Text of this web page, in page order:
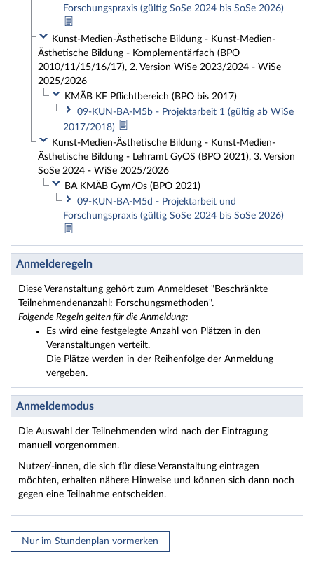
Forschungspraxis (gültig SoSe 2024 bis SoSe 2026)
Kunst-Medien-Ästhetische Bildung - Kunst-Medien-
Ästhetische Bildung - Komplementärfach (BPO
2010/11/15/16/17), 2. Version WiSe 2023/2024 - WiSe
2025/2026
KMÄB KF Pflichtbereich (BPO bis 2017)
09-KUN-BA-M5b - Projektarbeit 1 (gültig ab WiSe
2017/2018)
Kunst-Medien-Ästhetische Bildung - Kunst-Medien-
Ästhetische Bildung - Lehramt GyOS (BPO 2021), 3. Version
SoSe 2024 - WiSe 2025/2026
BA KMÄB Gym/Os (BPO 2021)
09-KUN-BA-M5d - Projektarbeit und
Forschungspraxis (gültig SoSe 2024 bis SoSe 2026)
Anmelderegeln
Diese Veranstaltung gehört zum Anmeldeset "Beschränkte
Teilnehmendenanzahl: Forschungsmethoden".
Folgende Regeln gelten für die Anmeldung:
Es wird eine festgelegte Anzahl von Plätzen in den
Veranstaltungen verteilt.
Die Plätze werden in der Reihenfolge der Anmeldung
vergeben.
Anmeldemodus
Die Auswahl der Teilnehmenden wird nach der Eintragung
manuell vorgenommen.
Nutzer/-innen, die sich für diese Veranstaltung eintragen
möchten, erhalten nähere Hinweise und können sich dann noch
gegen eine Teilnahme entscheiden.
Nur im Stundenplan vormerken